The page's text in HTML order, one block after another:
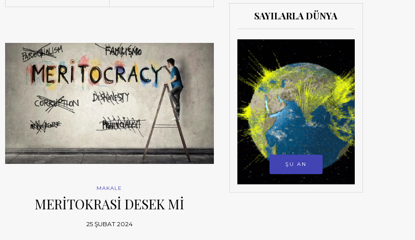
MAKALE
MERİTOKRASİ DESEK Mİ
25 ŞUBAT 2024
SAYILARLA DÜNYA
ŞU AN